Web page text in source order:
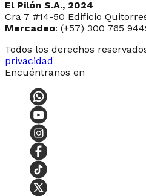
El Pilón S.A., 2024
Cra 7 #14-50 Edificio
Mercadeo: (+57) 300 765
Todos los derechos
privacidad
Encuéntranos en